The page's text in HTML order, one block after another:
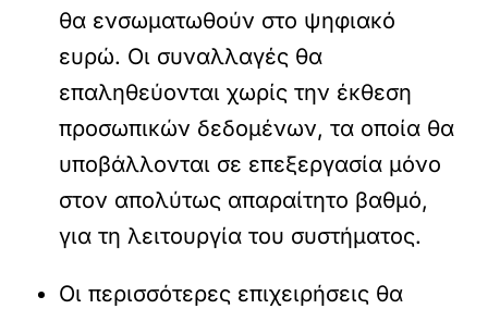
θα ενσωματωθούν στο ψηφιακό
ευρώ. Οι συναλλαγές θα
επαληθεύονται χωρίς την έκθεση
προσωπικών δεδομένων, τα οποία θα
υποβάλλονται σε επεξεργασία μόνο
στον απολύτως απαραίτητο βαθμό,
για τη λειτουργία του συστήματος.
Οι περισσότερες επιχειρήσεις θα